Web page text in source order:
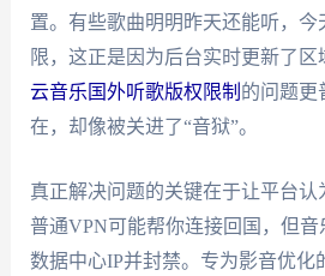
置。有些歌曲明明昨天还能听，今
限，这正是因为后台实时更新了区
云音乐国外听歌版权限制 的问题更
在，却像被关进了“音狱”。
真正解决问题的关键在于让平台认
普通VPN可能帮你连接回国，但音
数据中心IP并封禁。专为影音优化